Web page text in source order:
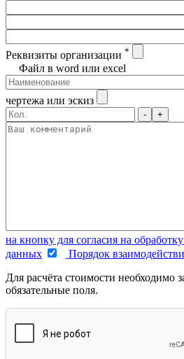
Реквизиты организации *
Файл в word или excel
чертежа или эскиз
- +
на кнопку для согласия на
данных
Порядок
Для расчёта стоимости необходимо
обязательные поля.